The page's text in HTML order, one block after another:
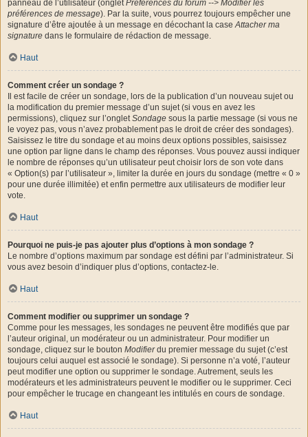
panneau de l’utilisateur (ongletPréférences du forum --> Modifier les
préférences de message). Par la suite, vous pourrez toujours empêcher une
signature d’être ajoutée à un message en décochant la caseAttacher ma
signature dans le formulaire de rédaction de message.
Haut
Comment créer un sondage ?
Il est facile de créer un sondage, lors de la publication d’un nouveau sujet ou
la modification du premier message d’un sujet (si vous en avez les
permissions), cliquez sur l’ongletSondage sous la partie message (si vous ne
le voyez pas, vous n’avez probablement pas le droit de créer des sondages).
Saisissez le titre du sondage et au moins deux options possibles, saisissez
une option par ligne dans le champ des réponses. Vous pouvez aussi indiquer
le nombre de réponses qu’un utilisateur peut choisir lors de son vote dans
« Option(s) par l’utilisateur », limiter la durée en jours du sondage (mettre « 0 »
pour une durée illimitée) et enfin permettre aux utilisateurs de modifier leur
vote.
Haut
Pourquoi ne puis-je pas ajouter plus d’options à mon sondage ?
Le nombre d’options maximum par sondage est défini par l’administrateur. Si
vous avez besoin d’indiquer plus d’options, contactez-le.
Haut
Comment modifier ou supprimer un sondage ?
Comme pour les messages, les sondages ne peuvent être modifiés que par
l’auteur original, un modérateur ou un administrateur. Pour modifier un
sondage, cliquez sur le bouton Modifierdu premier message du sujet (c’est
toujours celui auquel est associé le sondage). Si personne n’a voté, l’auteur
peut modifier une option ou supprimer le sondage. Autrement, seuls les
modérateurs et les administrateurs peuvent le modifier ou le supprimer. Ceci
pour empêcher le trucage en changeant les intitulés en cours de sondage.
Haut